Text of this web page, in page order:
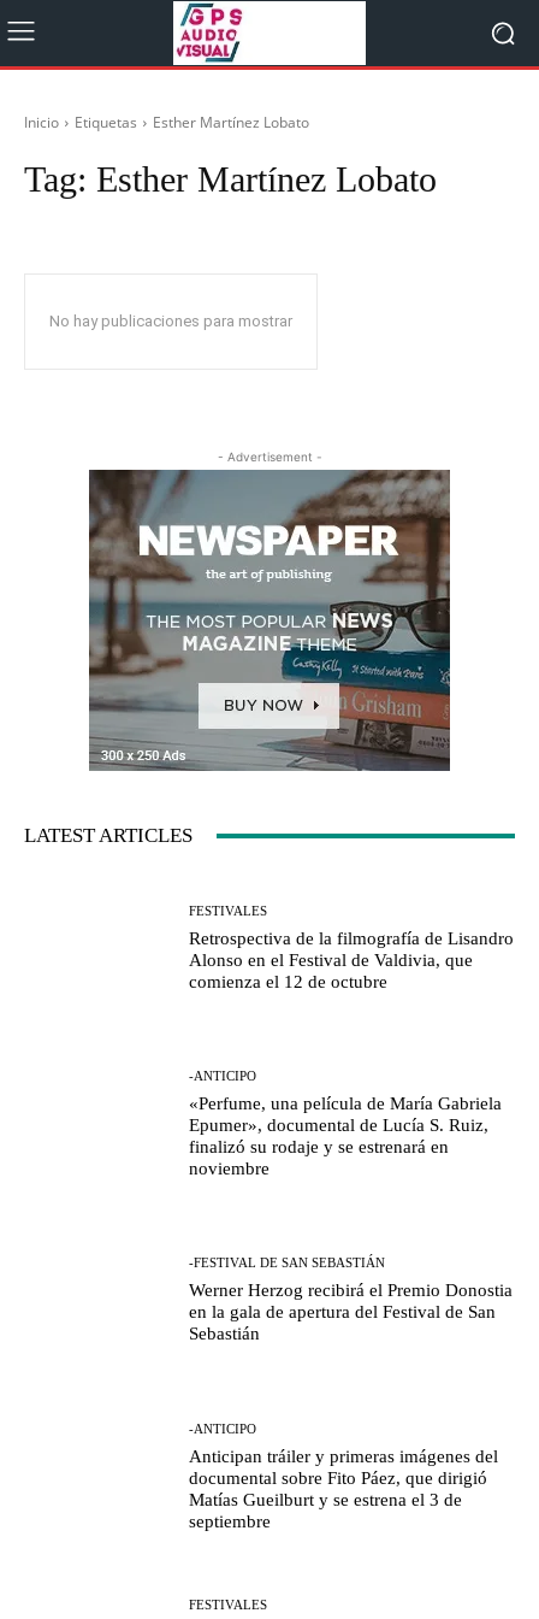
Inicio Etiquetas Esther Martínez Lobato
Tag: Esther Martínez Lobato
No hay publicaciones para mostrar
- Advertisement -
LATEST ARTICLES
FESTIVALES
Retrospectiva de la filmografía de Lisandro
Alonso en el Festival de Valdivia, que
comienza el 12 de octubre
-ANTICIPO
«Perfume, una película de María Gabriela
Epumer», documental de Lucía S. Ruiz,
finalizó su rodaje y se estrenará en
noviembre
-FESTIVAL DE SAN SEBASTIÁN
Werner Herzog recibirá el Premio Donostia
en la gala de apertura del Festival de San
Sebastián
-ANTICIPO
Anticipan tráiler y primeras imágenes del
documental sobre Fito Páez, que dirigió
Matías Gueilburt y se estrena el 3 de
septiembre
FESTIVALES